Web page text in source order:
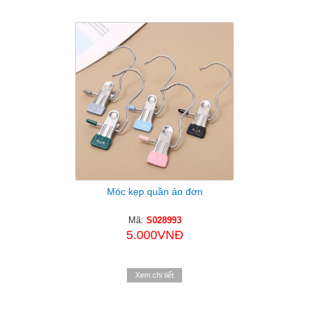
Móc kẹp quần áo đơn
Mã: S028993
5.000VNĐ
Xem chi tiết